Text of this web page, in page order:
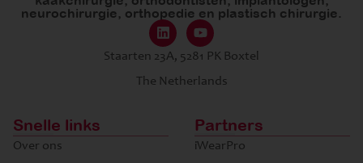
neurochirurgie, orthopedie en plastisch chirurgie.
Staarten 23A, 5281 PK Boxtel
The Netherlands
Snelle links
Over ons
Partners
iWearPro